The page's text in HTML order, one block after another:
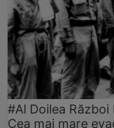
#Al Doilea Război
Cea mai mare